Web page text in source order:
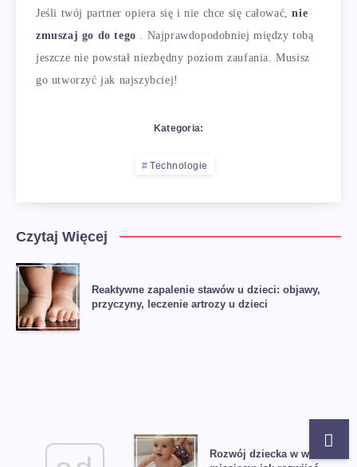
Jeśli twój partner opiera się i nie chce się całować,nie
zmuszaj go do tego . Najprawdopodobniej między tobą
jeszcze nie powstał niezbędny poziom zaufania. Musisz
go utworzyć jak najszybciej!
Kategoria:
Technologie
Czytaj Więcej
Reaktywne zapalenie stawów u dzieci: objawy,
przyczyny, leczenie artrozy u dzieci
Rozwój dziecka w wieku 8